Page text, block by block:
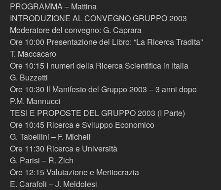
PROGRAMMA – Mattina
INTRODUZIONE AL CONVEGNO GRUPPO 2003
Moderatore del convegno: G. Caprara
Ore 10:00 Presentazione del Libro: “La Ricerca Tradita”
T. Maccacaro
Ore 10:15 I numeri della Ricerca Scientifica in Italia
G. Buzzetti
Ore 10:30 Il Manifesto del Gruppo 2003 – 3 anni dopo
P.M. Mannucci
TESI E PROPOSTE DEL GRUPPO 2003 (I Parte)
Ore 10:45 Ricerca e Sviluppo Economico
G. Tabellini – F. Micheli
Ore 11:30 Ricerca e Università
G. Parisi – R. Zich
Ore 12:15 Valutazione e Meritocrazia
E. Carafoli – J. Meldolesi